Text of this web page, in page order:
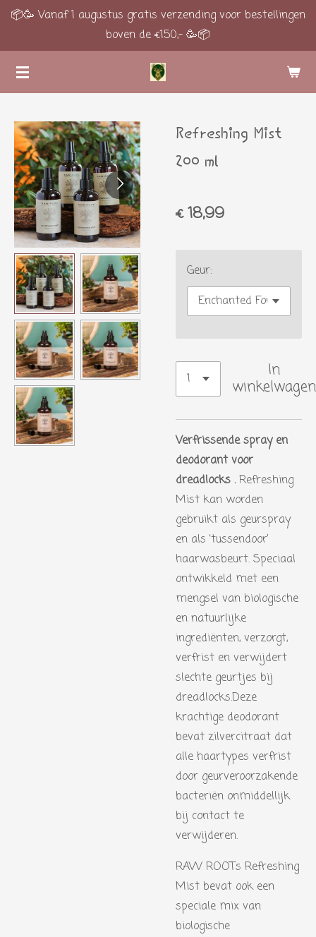
Ga
de
hoofdinhoud
📦🥳 Vanaf 1 augustus gratis verzending voor bestellingen
boven de €150,- 🥳📦
Refreshing Mist
200 ml
€ 18,99
Geur:
In
winkelwagen
Verfrissende spray en
deodorant voor
dreadlocks .Refreshing
Mist kan worden
gebruikt als geurspray
en als ‘tussendoor’
haarwasbeurt. Speciaal
ontwikkeld met een
mengsel van biologische
en natuurlijke
ingrediënten, verzorgt,
verfrist en verwijdert
slechte geurtjes bij
dreadlocks.Deze
krachtige deodorant
bevat zilvercitraat dat
alle haartypes verfrist
door geurveroorzakende
bacteriën onmiddellijk
bij contact te
verwijderen.
RAW ROOTs Refreshing
Mist bevat ook een
speciale mix van
biologische